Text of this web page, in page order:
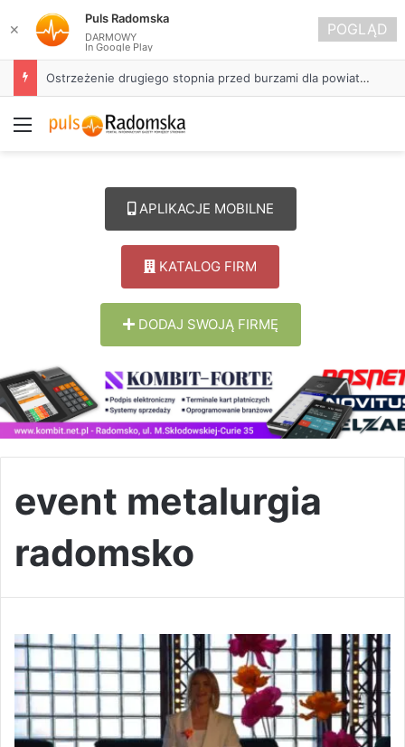
Ostrzeżenie drugiego stopnia przed burzami dla powiatu radomszczańskiego
Menu
APLIKACJE MOBILNE
KATALOG FIRM
DODAJ SWOJĄ FIRMĘ
event metalurgia
radomsko
✕
Puls Radomska
DARMOWY
In Google Play
POGLĄD